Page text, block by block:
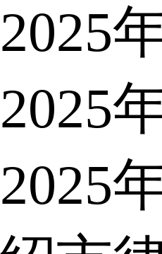
2025
2025
2025